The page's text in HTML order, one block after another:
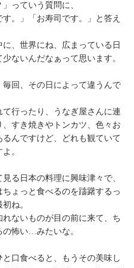
っていう質問に、
す。」「お寿司です。」と答え
に、世界にね、広まっている日
ないんだなぁって思います。
毎回、その日によって違うんで
て行ったり、うなぎ屋さんに連
、すき焼きやトンカツ、色々お
るんですけど、どれも観ていて
。
る日本の料理に興味津々で、
ちょっと食べるのを躊躇するっ
ね。
れないものが目の前に来て、ち
の怖い…みたいな。
と口食べると、もうその美味し